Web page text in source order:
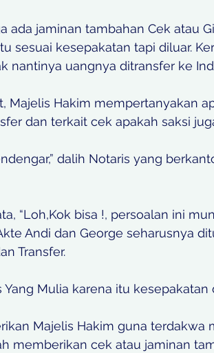
ada jaminan tambahan Cek atau
sesuai kesepakatan tapi diluar.
nantinya uangnya ditransfer ke
Majelis Hakim mempertanyakan
dan terkait cek apakah saksi
dalih Notaris yang
“Loh,Kok bisa !, persoalan ini
Andi dan George seharusnya
Transfer.
Mulia karena itu kesepakatan
Majelis Hakim guna terdakwa
memberikan cek atau jaminan